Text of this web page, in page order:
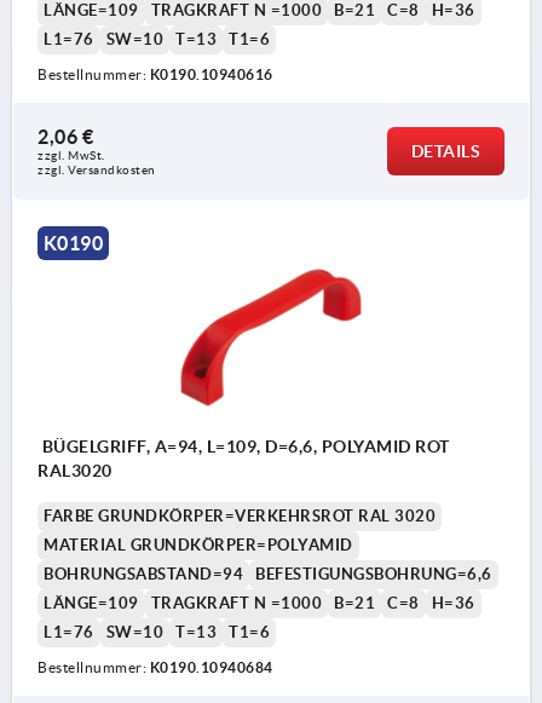
LÄNGE=109 TRAGKRAFT N =1000 B=21 C=8
H=36
L1=76
SW=10 T=13 T1=6
Bestellnummer: K0190.10940616
2,06 €
zzgl. MwSt.
zzgl. Versandkosten
DETAILS
K0190
BÜGELGRIFF, A=94, L=109, D=6,6, POLYAMID ROT
RAL3020
FARBE GRUNDKÖRPER=VERKEHRSROT RAL 3020
MATERIAL GRUNDKÖRPER=POLYAMID
BOHRUNGSABSTAND=94
BEFESTIGUNGSBOHRUNG=6,6
LÄNGE=109
TRAGKRAFT N =1000 B=21 C=8
H=36
L1=76
SW=10 T=13 T1=6
Bestellnummer: K0190.10940684